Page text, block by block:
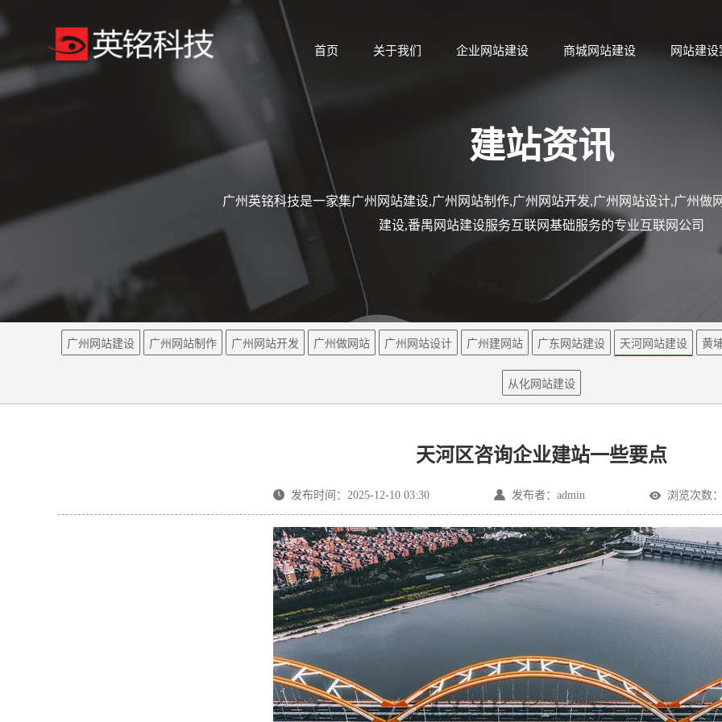
首页 关于我们 企业网站建设 商城网站建设 网站建设
建站资讯
广州英铭科技是一家集广州网站建设,广州网站制作,广州网站开发,广州网站设计,广州做
建设,番禺网站建设服务互联网基础服务的专业互联网公司
广州网站建设 广州网站制作 广州网站开发 广州做网站 广州网站设计 广州建网站 广东网站建设 天河网站建设 黄
从化网站建设
天河区咨询企业建站一些要点
发布时间：2025-12-10 03:30 发布者：admin 浏览次数